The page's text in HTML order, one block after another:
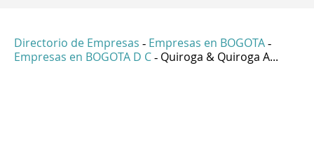
Directorio de Empresas - Empresas en BOGOTA -
Empresas en BOGOTA D C - Quiroga & Quiroga A...